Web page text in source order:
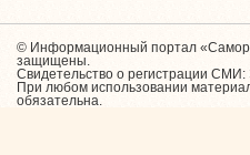
© Информационный портал
защищены.
Свидетельство о регистрации
При любом использовании
обязательна.